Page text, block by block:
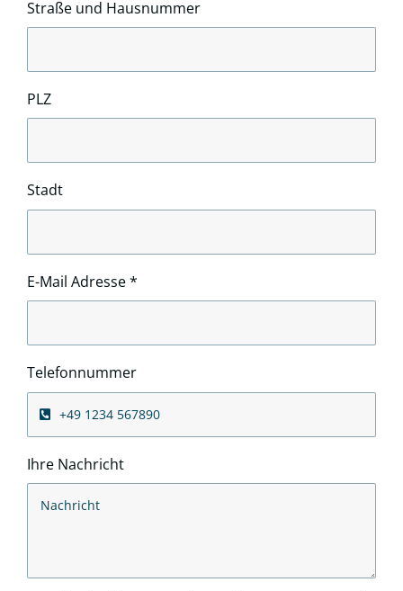
Straße und Hausnummer
PLZ
Stadt
E-Mail Adresse*
Telefonnummer
Ihre Nachricht